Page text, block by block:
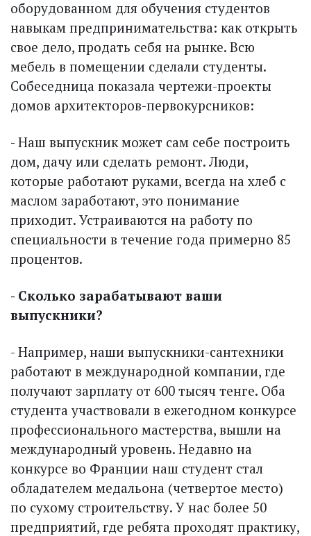
оборудованном для обучения студентов
навыкам предпринимательства: как открыть
свое дело, продать себя на рынке. Всю
мебель в помещении сделали студенты.
Собеседница показала чертежи-проекты
домов архитекторов-первокурс­ников:
- Наш выпускник может сам себе построить
дом, дачу или сделать ремонт. Люди,
которые работают руками, всегда на хлеб с
маслом заработают, это понимание
приходит. Устраиваются на работу по
специальности в течение года примерно 85
процентов.
- Сколько зарабатывают ваши
выпускники?
- Например, наши выпускники-сантехники
работают в международной компании, где
получают зарплату от 600 тысяч тенге. Оба
студента участвовали в ежегодном конкурсе
профессионального мастерства, вышли на
международный уровень. Недавно на
конкурсе во Франции наш студент стал
обладателем медальона (четвертое место)
по сухому строительству. У нас более 50
предприятий, где ребята проходят практику,